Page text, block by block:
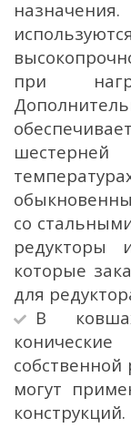
при
со
редукторы
которые
для
В
могут